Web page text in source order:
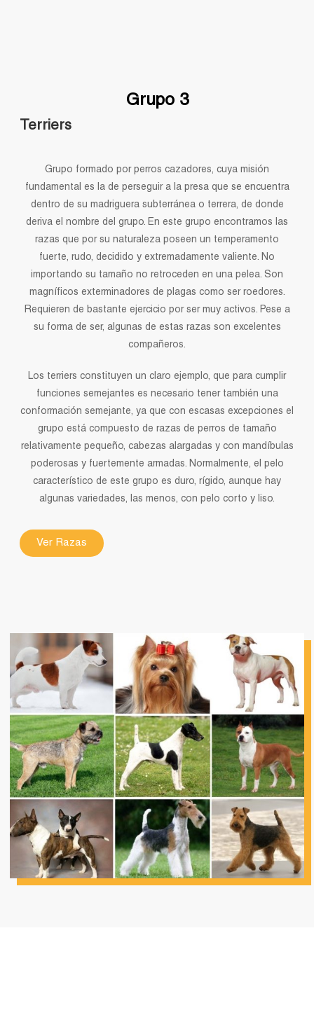
Grupo 3
Terriers
Grupo formado por perros cazadores, cuya misión
fundamental es la de perseguir a la presa que se encuentra
dentro de su madriguera subterránea o terrera, de donde
deriva el nombre del grupo. En este grupo encontramos las
razas que por su naturaleza poseen un temperamento
fuerte, rudo, decidido y extremadamente valiente. No
importando su tamaño no retroceden en una pelea. Son
magníficos exterminadores de plagas como ser roedores.
Requieren de bastante ejercicio por ser muy activos. Pese a
su forma de ser, algunas de estas razas son excelentes
compañeros.
Los terriers constituyen un claro ejemplo, que para cumplir
funciones semejantes es necesario tener también una
conformación semejante, ya que con escasas excepciones el
grupo está compuesto de razas de perros de tamaño
relativamente pequeño, cabezas alargadas y con mandíbulas
poderosas y fuertemente armadas. Normalmente, el pelo
característico de este grupo es duro, rígido, aunque hay
algunas variedades, las menos, con pelo corto y liso.
Ver Razas